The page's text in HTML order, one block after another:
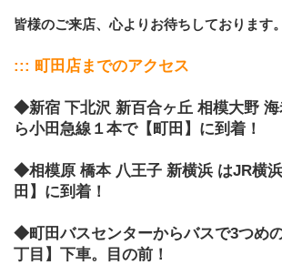
皆様のご来店、心よりお待ちしております。
﻿::: 町田店までのアクセス
◆新宿 下北沢 新百合ヶ丘 相模大野
ら小田急線１本で【町田】に到着！
◆相模原 橋本 八王子 新横浜 はJR横
田】に到着！
◆町田バスセンターからバスで3つめ
丁目】下車。目の前！